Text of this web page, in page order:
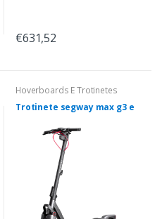
€631,52
Hoverboards E Trotinetes
Trotinete segway max g3 e